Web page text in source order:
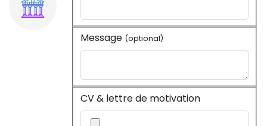
Message (optional)
CV & lettre de motivation